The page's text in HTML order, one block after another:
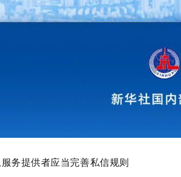
务提供者应当完善私信规则